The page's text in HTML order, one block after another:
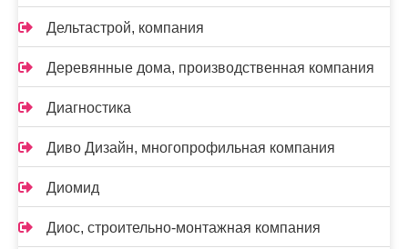
Дельтастрой, компания
Деревянные дома, производственная компания
Диагностика
Диво Дизайн, многопрофильная компания
Диомид
Диос, строительно-монтажная компания